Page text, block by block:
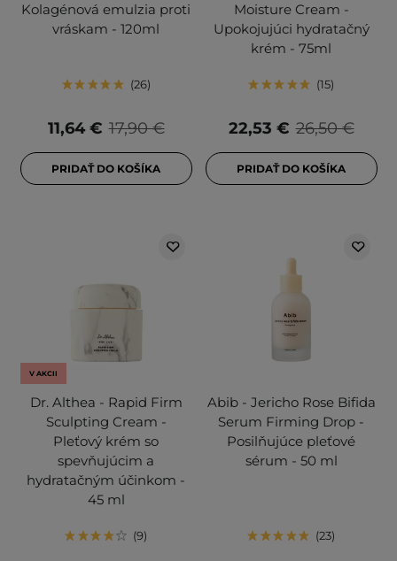
Kolagénová emulzia proti
vráskam - 120ml
26
17,90 €
11,64 €
PRIDAŤ DO KOŠÍKA
Moisture Cream -
Upokojujúci hydratačný
krém - 75ml
15
26,50 €
22,53 €
PRIDAŤ DO KOŠÍKA
V AKCII
Dr. Althea - Rapid Firm
Sculpting Cream -
Pleťový krém so
spevňujúcim a
hydratačným účinkom -
45 ml
9
Abib - Jericho Rose Bifida
Serum Firming Drop -
Posilňujúce pleťové
sérum - 50 ml
23